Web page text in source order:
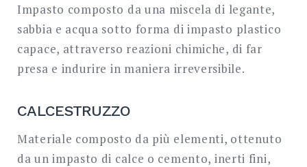
Impasto composto da una miscela di legante,
sabbia e acqua sotto forma di impasto plastico
capace, attraverso reazioni chimiche, di far
presa e indurire in maniera irreversibile.
CALCESTRUZZO
Materiale composto da più elementi, ottenuto
da un impasto di calce o cemento, inerti fini,